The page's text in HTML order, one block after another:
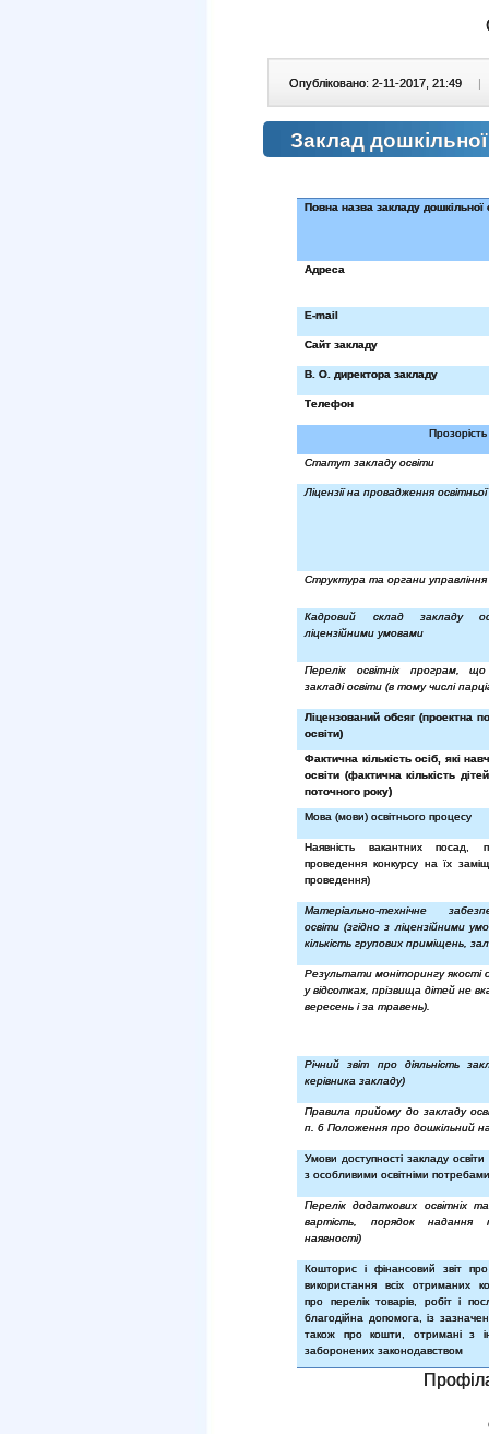
Опубліковано: 2-11-2017, 21:49 |
Заклад
Повна назва закладу дошкільної
Адреса
E-mail
Сайт закладу
В. О. директора закладу
Телефон
Прозорість
Статут закладу освіти
Ліцензії на провадження освітньої
Структура та органи управління
Кадровий склад закладу
ліцензійними умовами
Перелік освітніх програм,
закладі освіти (в тому числі
Ліцензований обсяг (проектна
освіти)
Фактична кількість осіб, які
освіти (фактична кількість
поточного року)
Мова (мови) освітнього процесу
Наявність вакантних посад,
проведення конкурсу на їх
проведення)
Матеріально-технічне
освіти (згідно з ліцензійними
кількість групових приміщень,
Результати моніторингу якості
у відсотках, прізвища дітей не
вересень і за травень).
Річний звіт про діяльність
керівника закладу)
Правила прийому до закладу
п. 6 Положення про дошкільний
Умови доступності закладу
з особливими освітніми
Перелік додаткових освітніх
вартість, порядок
наявності)
Кошторис і фінансовий звіт
використання всіх отриманих
про перелік товарів, робіт і
благодійна допомога, із
також про кошти, отримані з
заборонених законодавством